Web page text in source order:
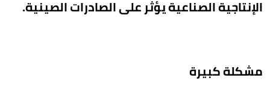
الإنتاجية الصناعية يؤثر على الصادرات الصينية.
مشكلة كبيرة